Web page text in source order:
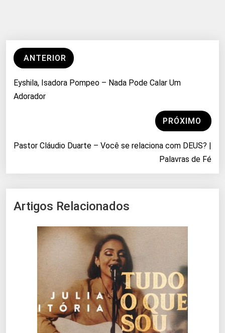
ANTERIOR
Eyshila, Isadora Pompeo – Nada Pode Calar Um
Adorador
PRÓXIMO
Pastor Cláudio Duarte – Você se relaciona com DEUS? |
Palavras de Fé
Artigos Relacionados